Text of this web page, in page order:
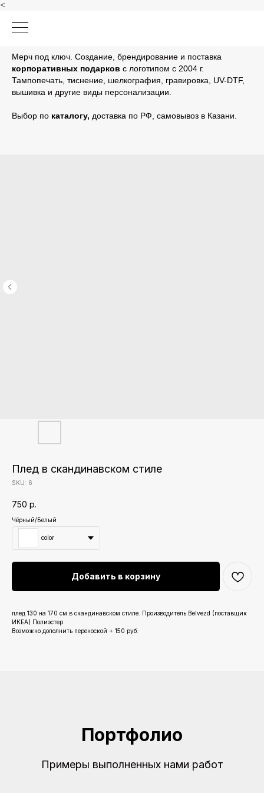
<
Мерч под ключ. Создание, брендирование и поставка
корпоративных подарков с логотипом с 2004 г.
Тампопечать, тиснение, шелкография, гравировка, UV-DTF,
вышивка и другие виды персонализации.
Выбор по каталогу, доставка по РФ, самовывоз в Казани.
Плед в скандинавском стиле
SKU: 6
750 р.
Чёрный/Белый
color
Добавить в корзину
плед 130 на 170 см в скандинавском стиле. Производитель Belvezd (поставщик
ИКЕА) Полиэстер
Возможно дополнить переноской + 150 руб.
Портфолио
Примеры выполненных нами работ